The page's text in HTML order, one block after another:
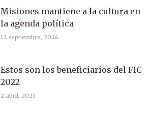
Misiones mantiene a la cultura en
la agenda política
12 septiembre, 2024
Estos son los beneficiarios del FIC
2022
2 abril, 2023